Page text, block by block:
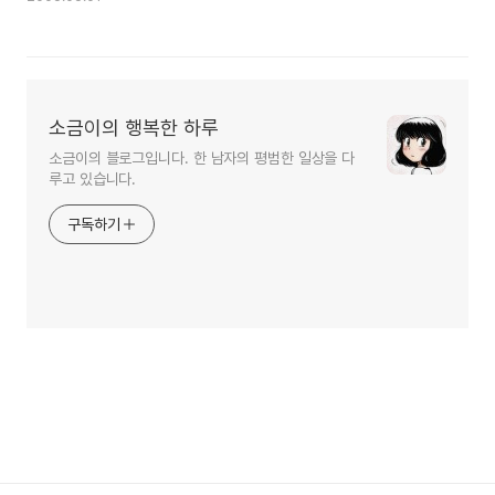
소금이의 행복한 하루
소금이의 블로그입니다. 한 남자의 평범한 일상을 다
루고 있습니다.
구독하기